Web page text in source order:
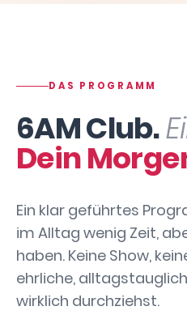
DAS PROGRAMM
6AM Club.
Dein
Ein klar geführtes
im Alltag wenig Zeit,
haben. Keine Show,
ehrliche,
wirklich durchziehst.